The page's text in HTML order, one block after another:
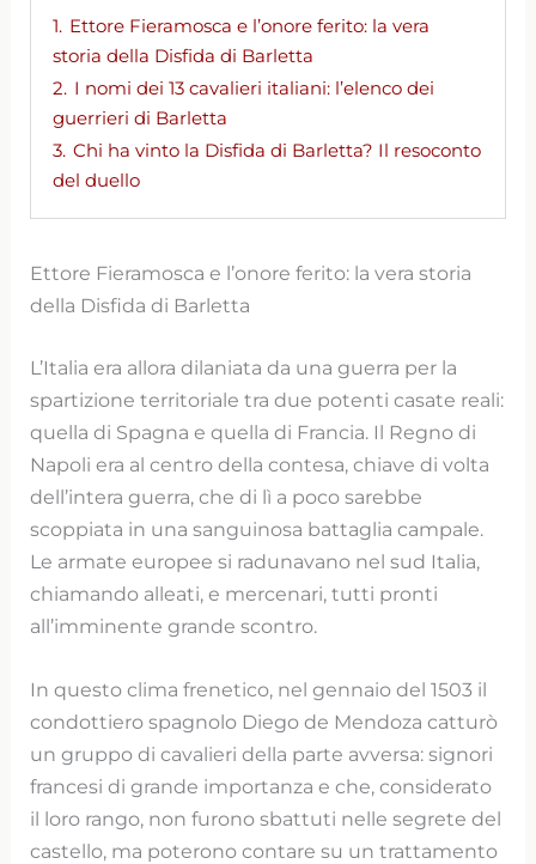
1. Ettore Fieramosca e l’onore ferito: la vera
storia della Disfida di Barletta
2. I nomi dei 13 cavalieri italiani: l’elenco dei
guerrieri di Barletta
3. Chi ha vinto la Disfida di Barletta? Il resoconto
del duello
Ettore Fieramosca e l’onore ferito: la vera storia
della Disfida di Barletta
L’Italia era allora dilaniata da una guerra per la
spartizione territoriale tra due potenti casate reali:
quella di Spagna e quella di Francia. Il Regno di
Napoli era al centro della contesa, chiave di volta
dell’intera guerra, che di lì a poco sarebbe
scoppiata in una sanguinosa battaglia campale.
Le armate europee si radunavano nel sud Italia,
chiamando alleati, e mercenari, tutti pronti
all’imminente grande scontro.
In questo clima frenetico, nel gennaio del 1503 il
condottiero spagnolo Diego de Mendoza catturò
un gruppo di cavalieri della parte avversa: signori
francesi di grande importanza e che, considerato
il loro rango, non furono sbattuti nelle segrete del
castello, ma poterono contare su un trattamento